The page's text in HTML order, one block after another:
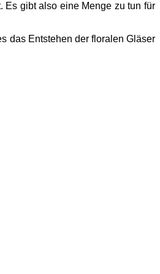
Es gibt also eine Menge zu tun für
das Entstehen der floralen Gläser